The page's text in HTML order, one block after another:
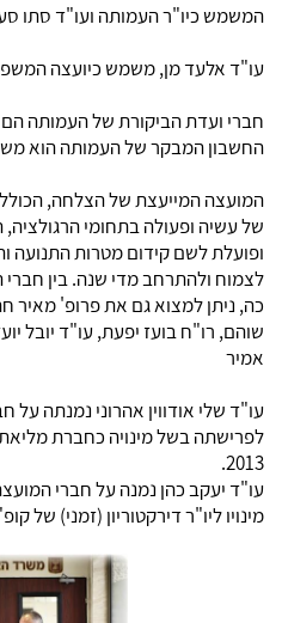
המשמש כיו"ר העמותה ועו"ד סתו
עו"ד אלעד מן, משמש כיועצה
חברי ועדת הביקורת של העמותה הם
החשבון המבקר של העמותה הוא
המועצה המייעצת של הצלחה,
של עשיה ופעולה בתחומי
ופועלת לשם קידום מטרות התנועה
לצמוח ולהתרחב מדי שנה. בין
כה, ניתן למצוא גם את פרופ' מאיר
שוהם, רו"ח בועז יפעת, עו"ד יובל
אמיר
עו"ד שלי אודווין אהרוני נמנתה
לפרישתה בשל מינויה כחברת
2013.
עו"ד יעקב כהן נמנה על חברי
מינויו ליו"ר דירקטוריון (זמני) של